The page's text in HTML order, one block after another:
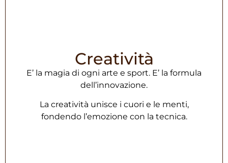
Creatività
E’ la magia di ogni arte e sport. E’ la formula
dell’innovazione.
La creatività unisce i cuori e le menti,
fondendo l’emozione con la tecnica.